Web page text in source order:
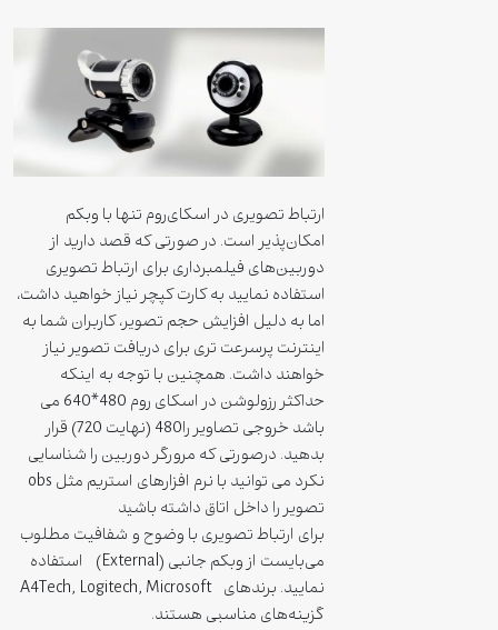
ارتباط تصویری در اسکای‌روم تنها با وبکم
امکان‌پذیر است. در صورتی که قصد دارید از
دوربین‌های فیلمبرداری برای ارتباط تصویری
استفاده نمایید به کارت کپچر نیاز خواهید داشت،
اما به دلیل افزایش حجم تصویر، کاربران شما به
اینترنت پرسرعت تری برای دریافت تصویر نیاز
خواهند داشت. همچنین با توجه به اینکه
حداکثر رزولوشن در اسکای روم 480*640 می
باشد خروجی تصاویر را480 (نهایت 720) قرار
بدهید. درصورتی که مرورگر دوربین را شناسایی
نکرد می توانید با نرم افزارهای استریم مثل obs
تصویر را داخل اتاق داشته باشید
برای ارتباط تصویری با وضوح و شفافیت مطلوب
می‌بایست از وبکم جانبی (External) استفاده
نمایید. برندهای A4Tech, Logitech, Microsoft
گزینه‌های مناسبی هستند.